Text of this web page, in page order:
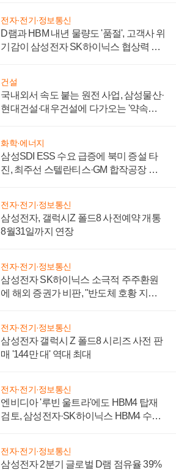
전자·전기·정보통신
D램과 HBM 내년 물량도 '품절', 고객사 위
기감이 삼성전자 SK하이닉스 협상력 더
건설
국내외서 속도 붙는 원전 사업, 삼성물산·
현대건설·대우건설에 다가오는 '약속의
화학·에너지
삼성SDI ESS 수요 급증에 북미 증설 타
진, 최주선 스텔란티스·GM 합작공장 건
전자·전기·정보통신
삼성전자, 갤럭시Z 폴드8 사전예약 개통
8월31일까지 연장
전자·전기·정보통신
삼성전자 SK하이닉스 소극적 주주환원
에 해외 증권가 비판, "반도체 호황 지속
전자·전기·정보통신
삼성전자 갤럭시 Z 폴드8 시리즈 사전 판
매 '144만 대' 역대 최대
전자·전기·정보통신
엔비디아 '루빈 울트라'에도 HBM4 탑재
검토, 삼성전자·SK하이닉스 HBM4 수율
전자·전기·정보통신
삼성전자 2분기 글로벌 D램 점유율 39%